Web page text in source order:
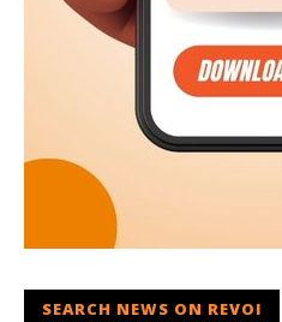
SEARCH NEWS ON REVOI